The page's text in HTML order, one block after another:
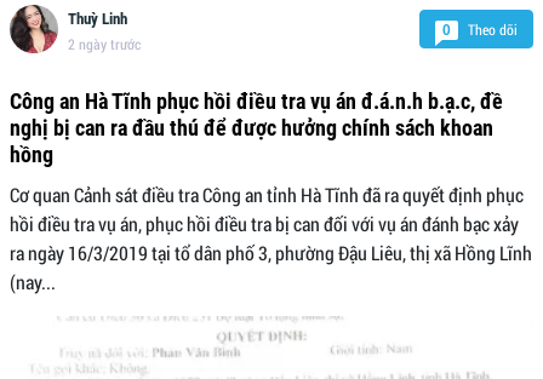
Thuỳ Linh
2 ngày trước
0 Theo dõi
Công an Hà Tĩnh phục hồi điều tra vụ án đ.á.n.h b.ạ.c, đề
nghị bị can ra đầu thú để được hưởng chính sách khoan
hồng
Cơ quan Cảnh sát điều tra Công an tỉnh Hà Tĩnh đã ra quyết định phục
hồi điều tra vụ án, phục hồi điều tra bị can đối với vụ án đánh bạc xảy
ra ngày 16/3/2019 tại tổ dân phố 3, phường Đậu Liêu, thị xã Hồng Lĩnh
(nay...